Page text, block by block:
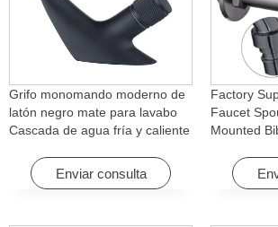
Grifo monomando moderno de
latón negro mate para lavabo
Cascada de agua fría y caliente
y apartamentoEnviar consulta
Factory
Faucet
Mounted